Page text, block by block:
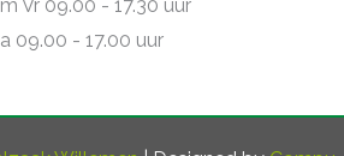
Vr 09.00 - 17.30 uur
09.00 - 17.00 uur